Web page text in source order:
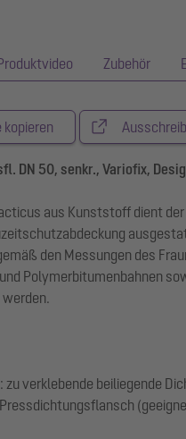
Zubehör
kopieren
DN 50, senkr., Variofix,
aus Kunststoff dient
den Messungen des
Polymerbitumenbahnen
verklebende beiliegende